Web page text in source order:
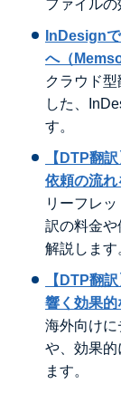
ファイルの
InDesign
へ（
クラウド
した、
す。
【DTP翻
依頼の流
リーフレ
訳の料金や
解説します
【DTP翻
響く効果
海外向けに
や、効果的
ます。